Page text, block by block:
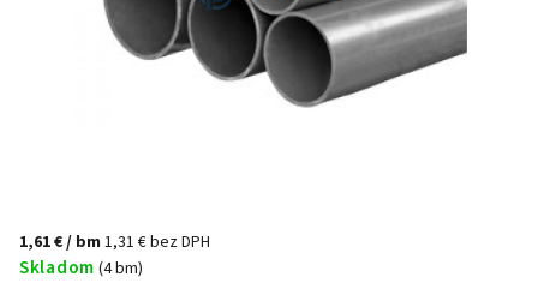
1,61 €/ bm 1,31 € bez DPH
Skladom (4 bm)